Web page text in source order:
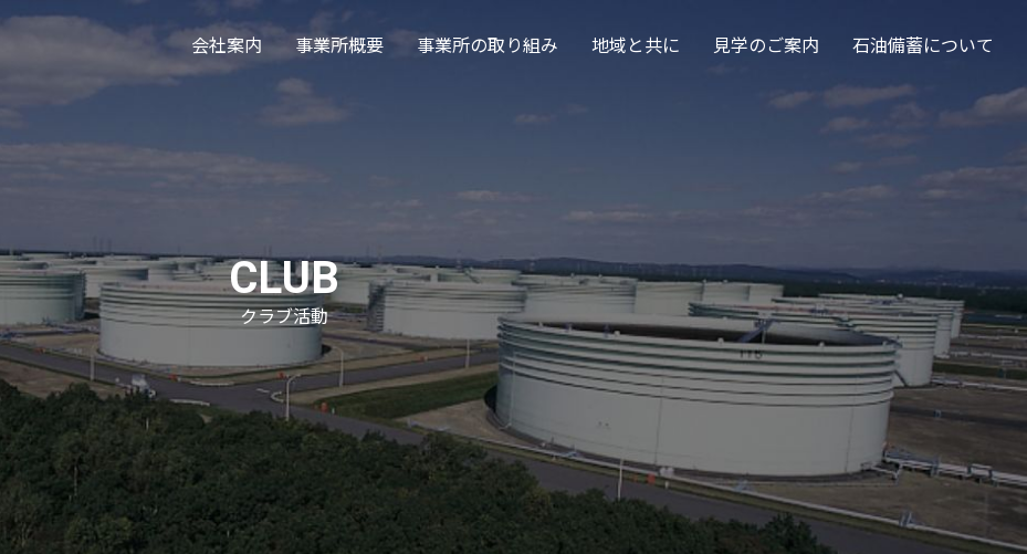
会社案内 事業所概要 事業所の取り組み 地域と共に 見学のご案内 石油備蓄について
CLUB
クラブ活動